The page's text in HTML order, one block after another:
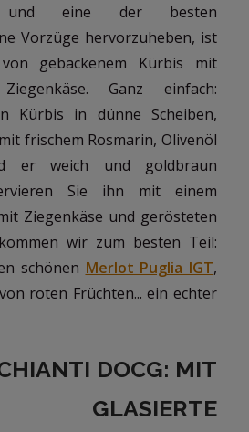
und eine der besten
Vorzüge hervorzuheben, ist
gebackenem Kürbis mit
Ganz einfach:
Kürbis in dünne Scheiben,
frischem Rosmarin, Olivenöl
er weich und goldbraun
Sie ihn mit einem
Ziegenkäse und gerösteten
wir zum besten Teil:
schönen Merlot Puglia IGT,
roten Früchten... ein echter
DOCG: MIT